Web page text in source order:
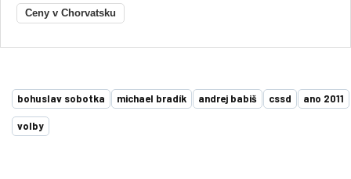
Ceny v Chorvatsku
bohuslav sobotka michael bradík andrej babiš cssd ano 2011
volby